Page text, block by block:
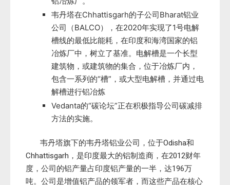
韦丹塔在Chhattisgarh的子公司Bharat铝业
公司（BALCO），在2020年实现了1号电解
槽线的最低比能耗，在印度和海湾国家的铝
冶炼厂中，树立了基准。电解槽是一个长型
建筑物，或建筑物的集合，位于冶炼厂内，
包含一系列的“槽”，或大型电解槽，并通过电
解槽进行铝冶炼
Vedanta的“碳论坛”正在积极指导公司碳减排
方法的实施。
韦丹塔旗下的韦丹塔铝业公司，位于Odisha和
Chhattisgarh，是印度最大的铝制造商，在2012财年
度，公司的铝产量占印度铝产量的一半，达196万
吨。公司是增值铝产品的领军者，而这些产品在核心